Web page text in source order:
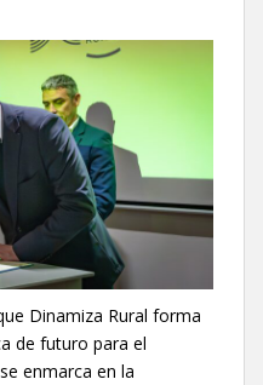
Dinamiza Rural forma
de futuro para el
enmarca en la